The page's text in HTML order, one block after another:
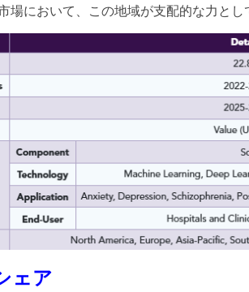
場において、この地域が支配的な力とし
ェア